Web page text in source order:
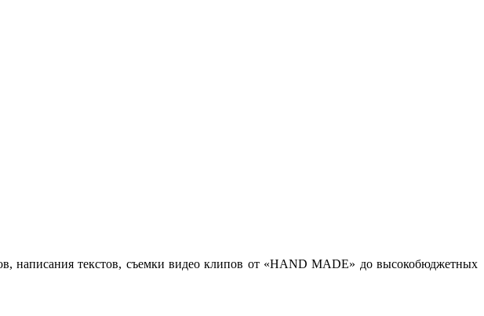
написания текстов, съемки видео клипов от «HAND MADE» до высокобюджетных